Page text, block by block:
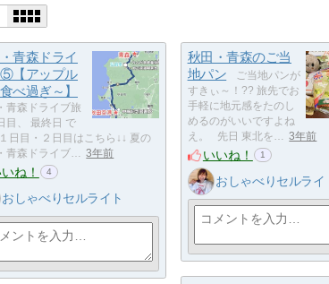
青森ドライ
【アップル
べ過ぎ～】
青森ドライブ旅
目、 最終日 で
日目・２日目はこちら↓↓ 夏の
青森ドライブ… 3年前
ね！ 4
おしゃべりセルライト
秋田・青森のご当
地パン
ご当地パンが
すきぃ～！?? 旅先でお
手軽に地元感をたのし
めるのがいいですよね
え。 先日 東北を… 3年前
いいね！ 1
おしゃべりセルライ